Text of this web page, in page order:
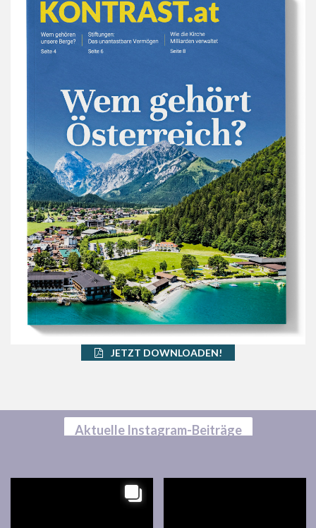
JETZT DOWNLOADEN!
Aktuelle Instagram-Beiträge